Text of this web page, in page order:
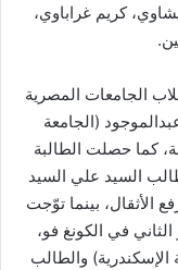
كريم غراباوي،
الجامعات المصرية
(الجامعة
كما حصلت الطالبة
السيد علي السيد
الأثقال، بينما توّجت
في الكونغ فو،
والطالب